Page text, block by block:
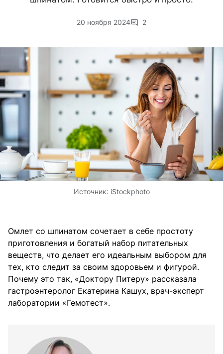
20 ноября 2024 2
Источник: iStockphoto
Омлет со шпинатом сочетает в себе простоту
приготовления и богатый набор питательных
веществ, что делает его идеальным выбором для
тех, кто следит за своим здоровьем и фигурой.
Почему это так, «Доктору Питеру» рассказала
гастроэнтеролог Екатерина Кашух, врач-эксперт
лаборатории «Гемотест».